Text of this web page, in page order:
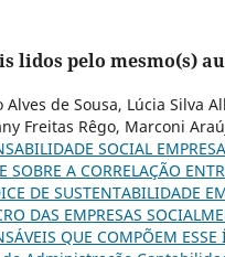
lidos pelo mesmo(s)
Alves de Sousa, Lúcia Silva
Freitas Rêgo, Marconi
SOCIAL
SOBRE A CORRELAÇÃO
DE SUSTENTABILIDADE
DAS EMPRESAS
QUE COMPÕEM ESSE